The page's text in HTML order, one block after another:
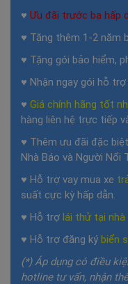
♥ Ưu đãi trước bạ hấp
♥ Tặng thêm 1-2 năm
♥ Tặng gói bảo hiểm,
♥ Nhận ngay gói hỗ
♥ Giá chính hãng tốt
hàng liên hệ trực tiếp
♥ Thêm ưu đãi đặc
Nhà Báo và Người Nổi
♥ Hỗ trợ vay mua xe
suất cực kỳ hấp dẫn.
♥ Hỗ trợ lái thử tại nhà
♥ Hỗ trợ đăng ký biển
(*) Áp dụng có điều
hotline tư vấn, nhận